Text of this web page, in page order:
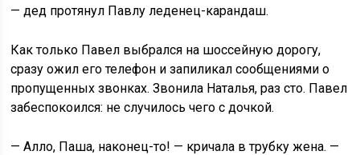
— дед протянул Павлу леденец-карандаш.
Как только Павел выбрался на шоссейную дорогу,
сразу ожил его телефон и запиликал сообщениями о
пропущенных звонках. Звонила Наталья, раз сто. Павел
забеспокоился: не случилось чего с дочкой.
— Алло, Паша, наконец-то! — кричала в трубку жена. —